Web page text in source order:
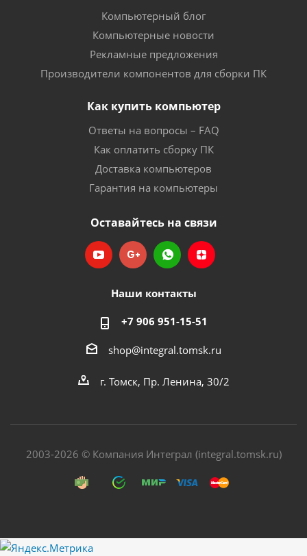
Компьютерный блог
Компьютерные новости
Рекламные предложения
Производители компонентов для сборки ПК
Как купить компьютер
Ответы на вопросы – FAQ
Как оплатить сборку ПК
Доставка компьютеров
Гарантия на компьютеры
Оставайтесь на связи
Наши контакты
+7 906 951-15-51
shop@integral.tomsk.ru
г. Томск, Пр. Ленина, 30/2
2003-2026 © Компания Интеграл (integral.tomsk.ru)